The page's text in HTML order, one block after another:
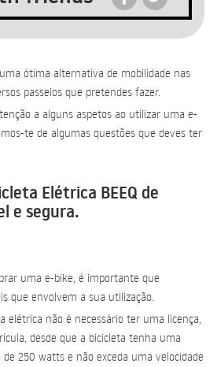
ótima alternativa de mobilidade nas
passeios que pretendes fazer.
a alguns aspetos ao utilizar uma e-
te de algumas questões que deves ter
Elétrica BEEQ de
e segura.
uma e-bike, é importante que
que envolvem a sua utilização.
elétrica não é necessário ter uma licença,
desde que a bicicleta tenha uma
250 watts e não exceda uma velocidade